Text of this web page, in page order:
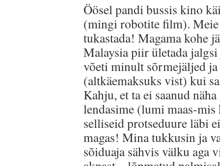
Öösel pandi bussis kino
(mingi robotite film).
tukastada! Magama kohe
Malaysia piir ületada
võeti minult sõrmejäljed
(altkäemaksuks vist) kui
Kahju, et ta ei saanud
lendasime (lumi maas-
selliseid protseduure läbi
magas! Mina tukkusin ja
sõiduaja sähvis välku